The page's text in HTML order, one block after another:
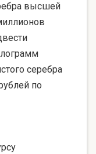
высшей
серебра
по